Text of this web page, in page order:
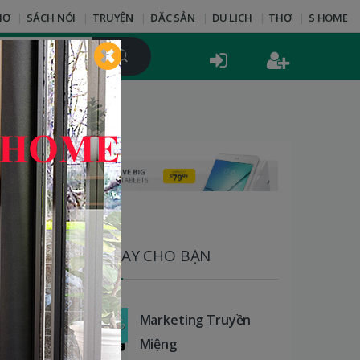
SÁCH NÓI TRUYỆN ĐẶC SẢN DU LỊCH THƠ S HOME
SÁCH HAY CHO BẠN
Marketing Truyền
Miệng